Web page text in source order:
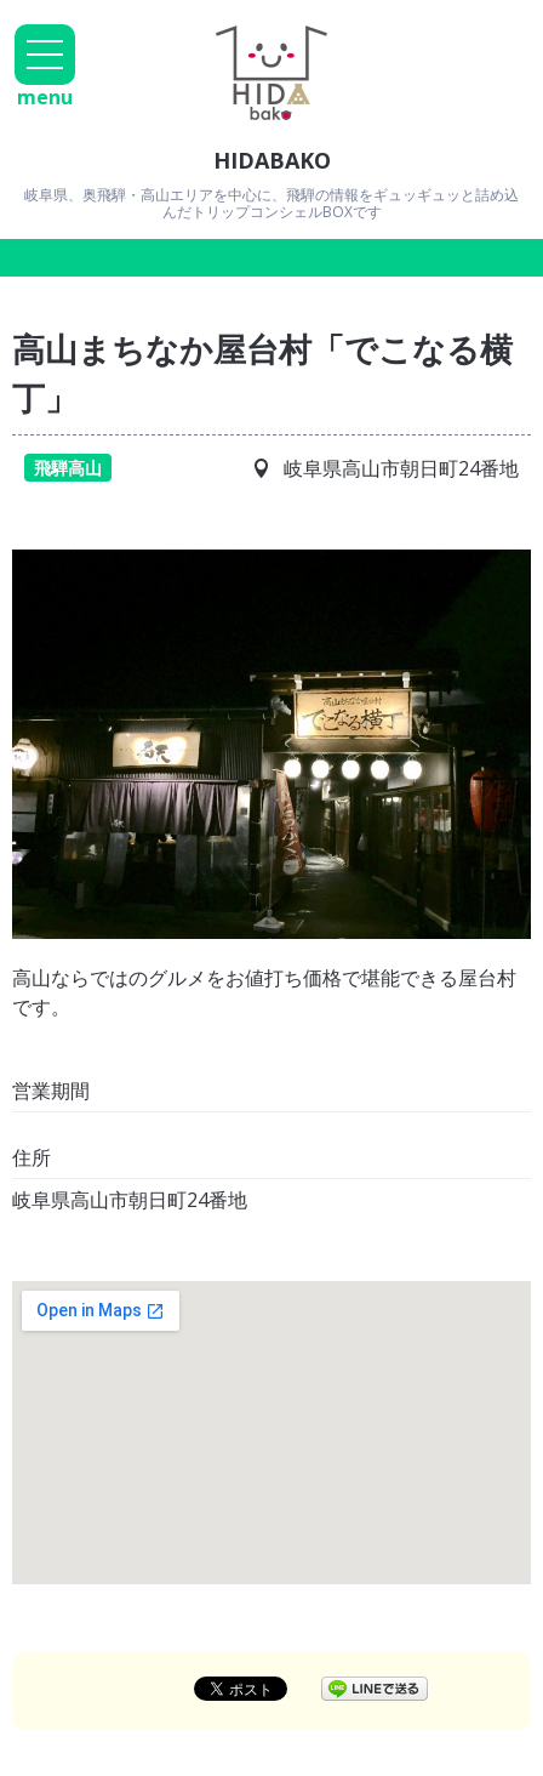
HIDABAKO
岐阜県、奥飛騨・高山エリアを中心に、飛騨の情報をギュッギュッと詰め込
んだトリップコンシェルBOXです
menu
高山まちなか屋台村「でこなる横
丁」
飛騨高山 岐阜県高山市朝日町24番地
高山ならではのグルメをお値打ち価格で堪能できる屋台村
です。
営業期間
住所
岐阜県高山市朝日町24番地